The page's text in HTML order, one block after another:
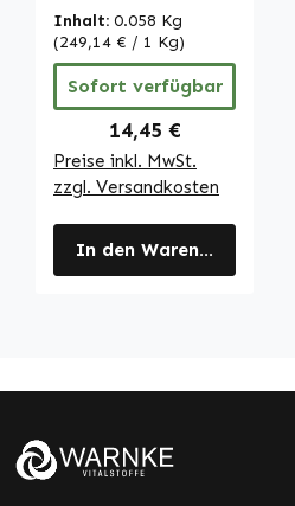
schluckfreundlich
- vegan | Warnke
Vitalstoffe
Inhalt: 0.058 Kg
(249,14 € / 1 Kg)
Sofort verfügbar
Regulärer Preis:
14,45 €
Preise inkl. MwSt.
zzgl. Versandkosten
In den Warenkorb